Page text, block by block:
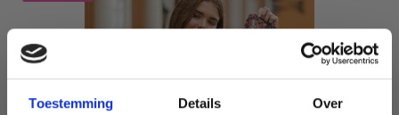
Toestemming Details Over